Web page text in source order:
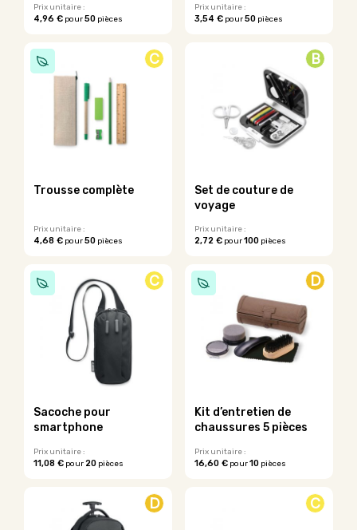
Prix unitaire :
4,96 € pour50 pièces
Prix unitaire :
3,54 €pour50pièces
C
Trousse complète
Prix unitaire :
4,68 € pour50 pièces
B
Set de couture de
voyage
Prix unitaire :
2,72 €pour100pièces
C
Sacoche pour
smartphone
Prix unitaire :
11,08 € pour20 pièces
D
Kit d’entretien de
chaussures 5 pièces
Prix unitaire :
16,60 €pour10pièces
D C